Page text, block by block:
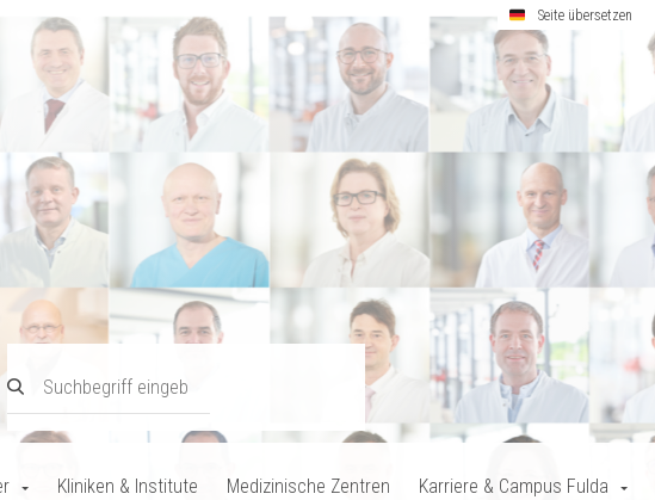
Seite übersetzen
Kliniken & Institute Medizinische Zentren Karriere & Campus Fulda